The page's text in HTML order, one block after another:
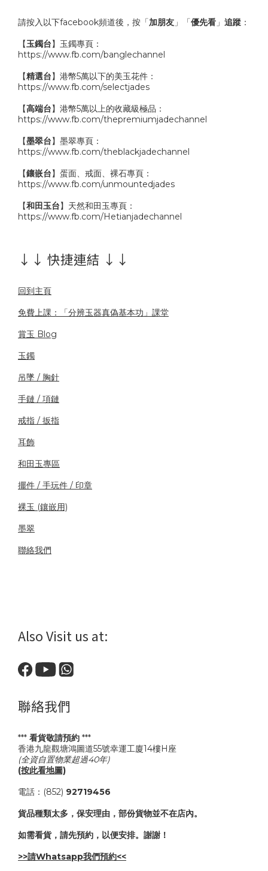
請按入以下facebook頻道後，按「加朋友 」「優先看 」 追蹤 ：
【玉鐲台】玉鐲專頁：
https://www.fb.com/banglechannel
【精選台】港幣5萬以下的美玉花件：
https://www.fb.com/selectjades
【高端台】港幣5萬以上的收藏級極品：
https://www.fb.com/thepremiumjadechannel
【墨翠台】墨翠專頁：
https://www.fb.com/theblackjadechannel
【鑲嵌台】蛋面、戒面、裸石專頁：
https://www.fb.com/unmountedjades
【和田玉台】天然和田玉專頁：
https://www.fb.com/Hetianjadechannel
↓↓ 快捷連結 ↓↓
回到主頁
免費上課：「分辨玉器真偽基本功」課堂
賞玉 Blog
玉鐲
吊墜 / 胸針
手鏈 / 項鏈
戒指 / 扳指
耳飾
和田玉專區
擺件 / 手玩件 / 印章
裸玉 (鑲嵌用)
墨翠
聯絡我們
Also Visit us at:
聯絡我們
*** 看貨敬請預約 ***
香港九龍觀塘鴻圖道55號幸運工廈14樓H座
(全資自置物業超過40年)
(按此看地圖)
電話：(852) 92719456
貨品種類太多，保安理由，部份貨物並不在店內。
如需看貨，請先預約，以便安排。謝謝！
>>請Whatsapp我們預約<<